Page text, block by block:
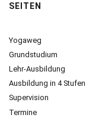
SEITEN
Yogaweg
Grundstudium
Lehr-Ausbildung
Ausbildung in 4 Stufen
Supervision
Termine